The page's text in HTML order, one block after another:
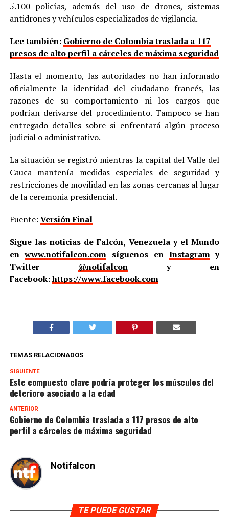
5.100 policías, además del uso de drones, sistemas
antidrones y vehículos especializados de vigilancia.
Lee también: Gobierno de Colombia traslada a 117
presos de alto perfil a cárceles de máxima seguridad
Hasta el momento, las autoridades no han informado
oficialmente la identidad del ciudadano francés, las
razones de su comportamiento ni los cargos que
podrían derivarse del procedimiento. Tampoco se han
entregado detalles sobre si enfrentará algún proceso
judicial o administrativo.
La situación se registró mientras la capital del Valle del
Cauca mantenía medidas especiales de seguridad y
restricciones de movilidad en las zonas cercanas al lugar
de la ceremonia presidencial.
Fuente: Versión Final
Sigue las noticias de Falcón, Venezuela y el Mundo
enwww.notifalcon.com síguenos en Instagramy
Twitter @notifalcony en
Facebook:https://www.facebook.com
TEMAS RELACIONADOS
SIGUIENTE
Este compuesto clave podría proteger los músculos del
deterioro asociado a la edad
ANTERIOR
Gobierno de Colombia traslada a 117 presos de alto
perfil a cárceles de máxima seguridad
Notifalcon
TE PUEDE GUSTAR